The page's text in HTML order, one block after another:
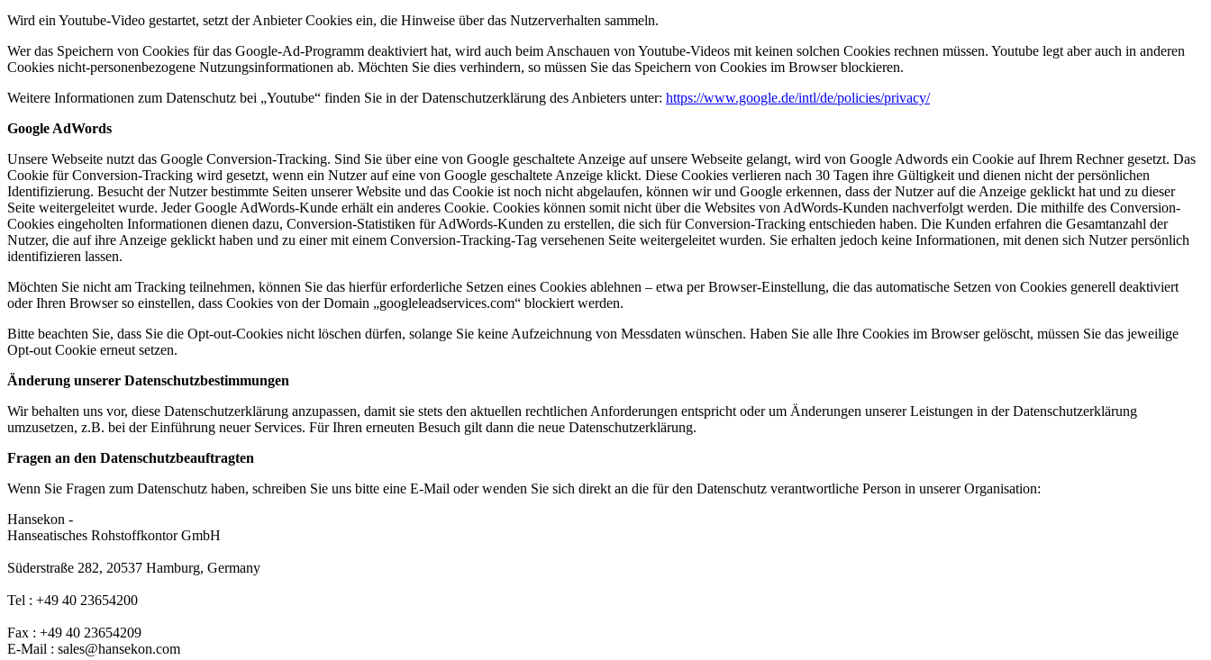
Wird ein Youtube-Video gestartet, setzt der Anbieter Cookies ein, die Hinweise über das Nutzerverhalten sammeln.
Wer das Speichern von Cookies für das Google-Ad-Programm deaktiviert hat, wird auch beim Anschauen von Youtube-Videos mit keinen solchen Cookies rechnen müssen. Youtube legt aber auch in anderen
Cookies nicht-personenbezogene Nutzungsinformationen ab. Möchten Sie dies verhindern, so müssen Sie das Speichern von Cookies im Browser blockieren.
Weitere Informationen zum Datenschutz bei „Youtube“ finden Sie in der Datenschutzerklärung des Anbieters unter: https://www.google.de/intl/de/policies/privacy/
Google AdWords
Unsere Webseite nutzt das Google Conversion-Tracking. Sind Sie über eine von Google geschaltete Anzeige auf unsere Webseite gelangt, wird von Google Adwords ein Cookie auf Ihrem Rechner gesetzt. Das
Cookie für Conversion-Tracking wird gesetzt, wenn ein Nutzer auf eine von Google geschaltete Anzeige klickt. Diese Cookies verlieren nach 30 Tagen ihre Gültigkeit und dienen nicht der persönlichen
Identifizierung. Besucht der Nutzer bestimmte Seiten unserer Website und das Cookie ist noch nicht abgelaufen, können wir und Google erkennen, dass der Nutzer auf die Anzeige geklickt hat und zu dieser
Seite weitergeleitet wurde. Jeder Google AdWords-Kunde erhält ein anderes Cookie. Cookies können somit nicht über die Websites von AdWords-Kunden nachverfolgt werden. Die mithilfe des Conversion-
Cookies eingeholten Informationen dienen dazu, Conversion-Statistiken für AdWords-Kunden zu erstellen, die sich für Conversion-Tracking entschieden haben. Die Kunden erfahren die Gesamtanzahl der
Nutzer, die auf ihre Anzeige geklickt haben und zu einer mit einem Conversion-Tracking-Tag versehenen Seite weitergeleitet wurden. Sie erhalten jedoch keine Informationen, mit denen sich Nutzer persönlich
identifizieren lassen.
Möchten Sie nicht am Tracking teilnehmen, können Sie das hierfür erforderliche Setzen eines Cookies ablehnen – etwa per Browser-Einstellung, die das automatische Setzen von Cookies generell deaktiviert
oder Ihren Browser so einstellen, dass Cookies von der Domain „googleleadservices.com“ blockiert werden.
Bitte beachten Sie, dass Sie die Opt-out-Cookies nicht löschen dürfen, solange Sie keine Aufzeichnung von Messdaten wünschen. Haben Sie alle Ihre Cookies im Browser gelöscht, müssen Sie das jeweilige
Opt-out Cookie erneut setzen.
Änderung unserer Datenschutzbestimmungen
Wir behalten uns vor, diese Datenschutzerklärung anzupassen, damit sie stets den aktuellen rechtlichen Anforderungen entspricht oder um Änderungen unserer Leistungen in der Datenschutzerklärung
umzusetzen, z.B. bei der Einführung neuer Services. Für Ihren erneuten Besuch gilt dann die neue Datenschutzerklärung.
Fragen an den Datenschutzbeauftragten
Wenn Sie Fragen zum Datenschutz haben, schreiben Sie uns bitte eine E-Mail oder wenden Sie sich direkt an die für den Datenschutz verantwortliche Person in unserer Organisation:
Hansekon -
Hanseatisches Rohstoffkontor GmbH
Süderstraße 282, 20537 Hamburg, Germany
Tel : +49 40 23654200
Fax : +49 40 23654209
E-Mail : sales@hansekon.com